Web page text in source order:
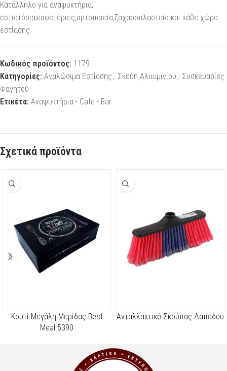
Κατάλληλο για αναψυκτήρια,
εστιατόρια,καφετέριες,αρτοποιεία,ζαχαροπλαστεία και κάθε χώρο
εστίασης.
Κωδικός προϊόντος: 1179
Κατηγορίες: Αναλώσιμα Εστίασης , Σκεύη Αλουμινίου , Συσκευασίες
Φαγητού
Ετικέτα: Αναψυκτήρια - Cafe - Bar
Σχετικά προϊόντα
Kουτί Μεγάλη Μερίδας Best
Meal 5390
Ανταλλακτικό Σκούπας Δαπέδου